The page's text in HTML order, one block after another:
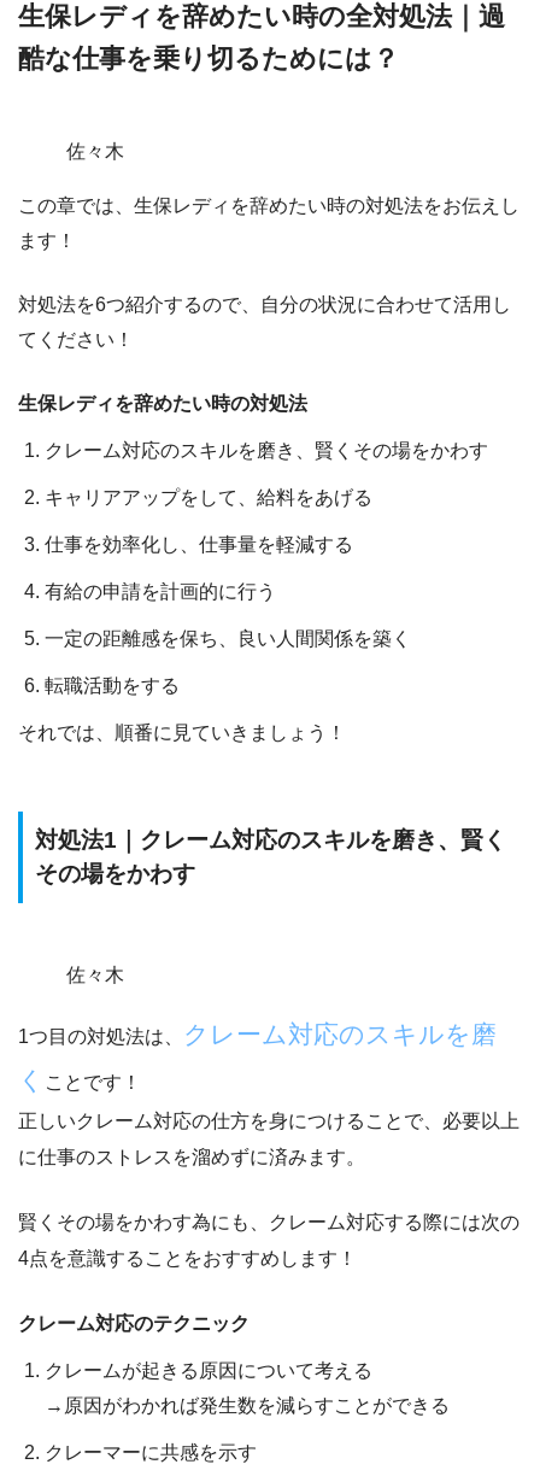
生保レディを辞めたい時の全対処法｜過
酷な仕事を乗り切るためには？
佐々木
この章では、 生保レディ を辞めたい時の対処法をお伝えし
ます！
対処法を6つ紹介するので、自分の状況に合わせて活用し
てください！
生保レディを辞めたい時の対処法
クレーム対応のスキルを磨き、賢くその場をかわす
キャリアアップをして、給料をあげる
仕事を効率化し、仕事量を軽減する
有給の申請を計画的に行う
一定の距離感を保ち、良い人間関係を築く
転職活動をする
それでは、順番に見ていきましょう！
対処法1｜クレーム対応のスキルを磨き、賢く
その場をかわす
佐々木
1つ目の対処法は、
クレーム対応のスキルを磨
く ことです！
正しいクレーム対応の仕方を身につけることで、必要以上
に仕事のストレスを溜めずに済みます。
賢くその場をかわす為にも、クレーム対応する際には次の
4点を意識することをおすすめします！
クレーム対応のテクニック
クレームが起きる原因について考える
→原因がわかれば発生数を減らすことができる
クレーマーに共感を示す